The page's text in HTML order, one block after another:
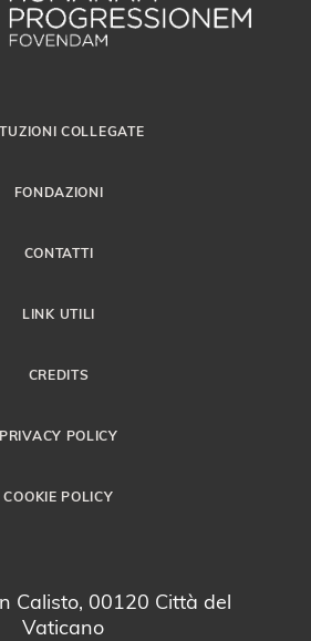
COLLEGATE
FONDAZIONI
CONTATTI
LINK UTILI
CREDITS
PRIVACY POLICY
COOKIE POLICY
Calisto, 00120 Città del
Vaticano